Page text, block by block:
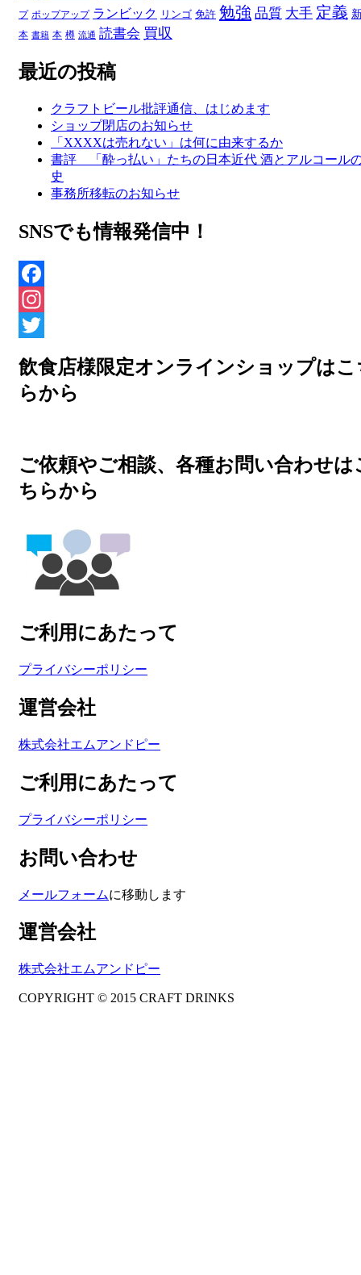
プ ポップアップ ランビック リンゴ 免許 勉強 品質 大手 定義
本 書籍 本 樽 流通 読書会 買収
最近の投稿
クラフトビール批評通信、はじめます
ショップ閉店のお知らせ
「XXXXは売れない」は何に由来するか
書評 「酔っ払い」たちの日本近代 酒とアルコール
史
事務所移転のお知らせ
SNSでも情報発信中！
Facebook
Instagram
飲食店様限定オンラインショップはこ
らから
ご依頼やご相談、各種お問い合わせは
ちらから
ご利用にあたって
プライバシーポリシー
運営会社
株式会社エムアンドピー
ご利用にあたって
プライバシーポリシー
お問い合わせ
メールフォームに移動します
運営会社
株式会社エムアンドピー
COPYRIGHT © 2015 CRAFT DRINKS